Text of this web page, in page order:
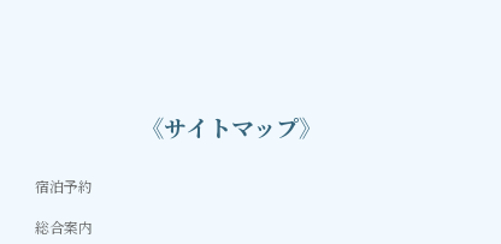
《サイトマップ》
宿泊予約
総合案内